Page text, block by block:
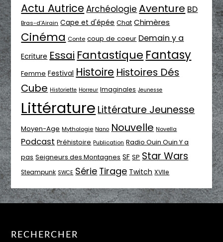
Actu Autrice Archéologie Aventure BD
Bras-d'Airain Cape et d'épée Chat Chimères
Cinéma Conte coup de coeur Demain y a
Ecriture Essai Fantastique Fantasy
Femme Festival Histoire Histoires Dés
Cube Historiette Horreur Imaginales Jeunesse
Littérature Littérature Jeunesse
Moyen-Age Mythologie Nano Nouvelle Novella
Podcast Préhistoire Publication Radio Ouin Ouin Y a
pas Seigneurs des Montagnes SF SP Star Wars
Steampunk SWCE Série Tirage Twitch XVIIe
RECHERCHER